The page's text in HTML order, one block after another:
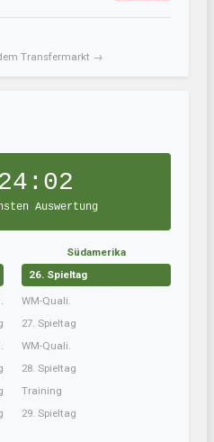
Transfermarkt →
Auswertung
Südamerika
26. Spieltag
WM-Quali.
27. Spieltag
WM-Quali.
28. Spieltag
Training
29. Spieltag